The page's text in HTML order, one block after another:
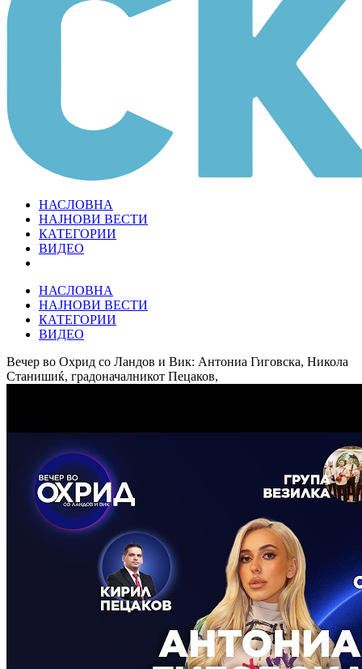
НАСЛОВНА
НАЈНОВИ ВЕСТИ
КАТЕГОРИИ
ВИДЕО
НАСЛОВНА
НАЈНОВИ ВЕСТИ
КАТЕГОРИИ
ВИДЕО
Вечер во Охрид со Ландов и Вик: Антониа Гиговска, Никола
Станишиќ, градоначалникот Пецаков,